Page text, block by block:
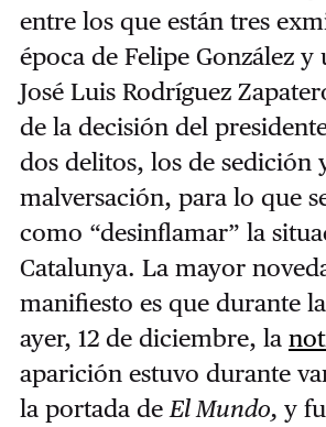
entre los que están tres
época de Felipe González y
José Luis Rodríguez
de la decisión del
dos delitos, los de sedición
malversación, para lo que
como “desinflamar” la
Catalunya. La mayor
manifiesto es que durante
ayer, 12 de diciembre, la
aparición estuvo durante
la portada de El Mundo, y